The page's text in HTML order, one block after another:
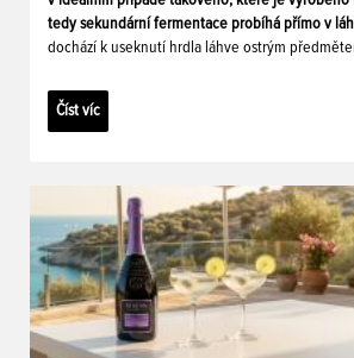
tedy sekundární fermentace probíhá přímo v
dochází k useknutí hrdla láhve ostrým
Číst víc